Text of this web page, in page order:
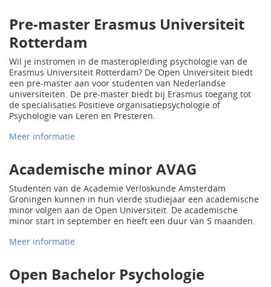
Pre-master Erasmus Universiteit
Rotterdam
Wil je instromen in de masteropleiding psychologie van de
Erasmus Universiteit Rotterdam? De Open Universiteit biedt
een pre-master aan voor studenten van Nederlandse
universiteiten. De pre-master biedt bij Erasmus toegang tot
de specialisaties Positieve organisatiepsychologie of
Psychologie van Leren en Presteren.
Meer informatie
Academische minor AVAG
Studenten van de Academie Verloskunde Amsterdam
Groningen kunnen in hun vierde studiejaar een academische
minor volgen aan de Open Universiteit. De academische
minor start in september en heeft een duur van 5 maanden.
Meer informatie
Open Bachelor Psychologie